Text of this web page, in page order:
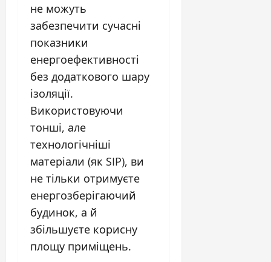
не можуть
забезпечити сучасні
показники
енергоефективності
без додаткового шару
ізоляції.
Використовуючи
тонші, але
технологічніші
матеріали (як SIP), ви
не тільки отримуєте
енергозберігаючий
будинок, а й
збільшуєте корисну
площу приміщень.